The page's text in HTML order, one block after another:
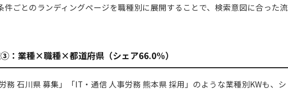
件ごとのランディングページを職種別に展開することで、検索意図に合った流
：業種×職種×都道府県（シェア66.0%）
労務 石川県 募集」「IT・通信 人事労務 熊本県 採用」のような業種別KWも、シ